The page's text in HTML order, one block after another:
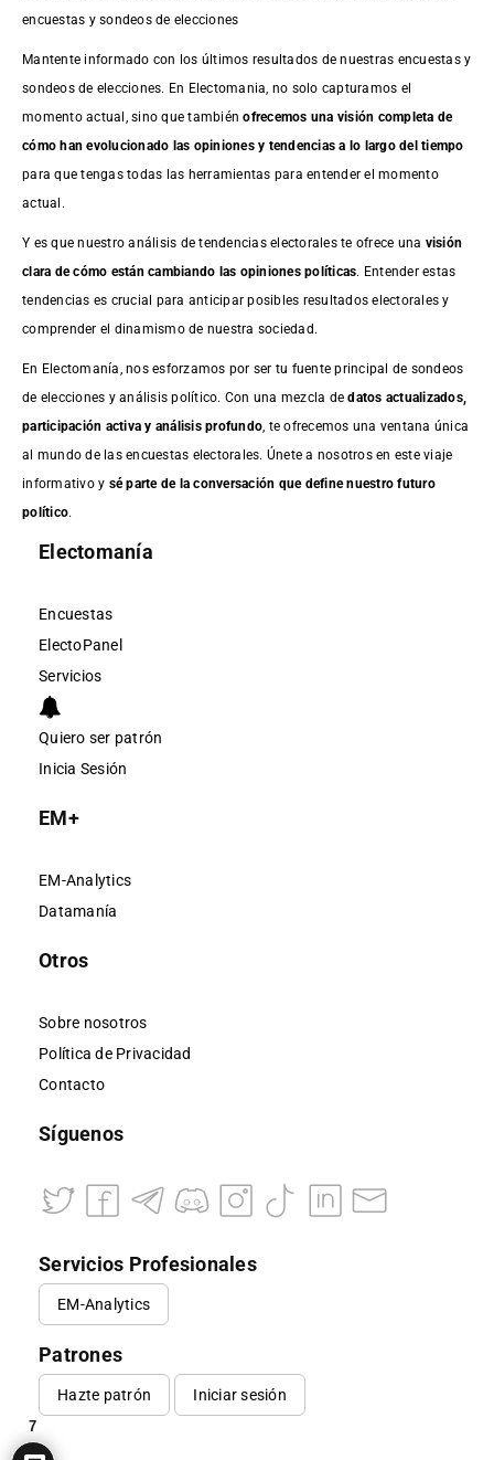
encuestas y sondeos de elecciones
Mantente informado con los últimos resultados de nuestras encuestasy
sondeos de elecciones. En Electomania, no solo capturamos el
momento actual, sino que tambiénofrecemos una visión completa de
cómo han evolucionado las opiniones y tendencias a lo largo del tiempo
para que tengas todas las herramientas para entender el momento
actual.
Y es que nuestro análisis de tendencias electorales te ofrece una visión
clara de cómo están cambiando las opiniones políticas. Entender estas
tendencias es crucial para anticipar posibles resultados electorales y
comprender el dinamismo de nuestra sociedad.
En Electomanía, nos esforzamos por ser tu fuente principal de sondeos
de elecciones y análisis político. Con una mezcla dedatos actualizados,
participación activa y análisis profundo , te ofrecemos una ventana única
al mundo de las encuestas electorales. Únete a nosotros en este viaje
informativo y sé parte de la conversación que define nuestro futuro
político.
Electomanía
Encuestas
ElectoPanel
Servicios
Quiero ser patrón
Inicia Sesión
EM+
EM-Analytics
Datamanía
Otros
Sobre nosotros
Política de Privacidad
Contacto
Síguenos
Servicios Profesionales
EM-Analytics
Patrones
Hazte patrón Iniciar sesión
7